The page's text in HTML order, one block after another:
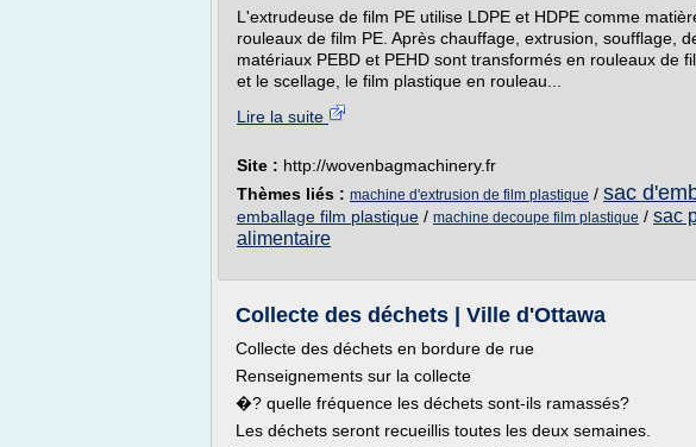
L'extrudeuse de film PE utilise LDPE et HDPE comme
rouleaux de film PE. Après chauffage, extrusion, soufflage,
matériaux PEBD et PEHD sont transformés en rouleaux de
et le scellage, le film plastique en rouleau...
Lire la suite
Site : http://wovenbagmachinery.fr
Thèmes liés : machine d'extrusion de film plastique / sac
emballage film plastique / machine decoupe film plastique / sac
alimentaire
Collecte des déchets | Ville d'Ottawa
Collecte des déchets en bordure de rue
Renseignements sur la collecte
�? quelle fréquence les déchets sont-ils ramassés?
Les déchets seront recueillis toutes les deux semaines.